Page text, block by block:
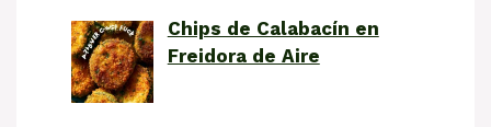
Chips de Calabacín en
Freidora de Aire